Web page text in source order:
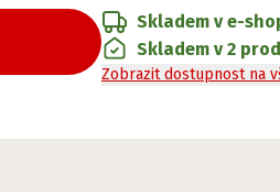
Skladem v e-
Skladem v 2
Zobrazit dostupnost na